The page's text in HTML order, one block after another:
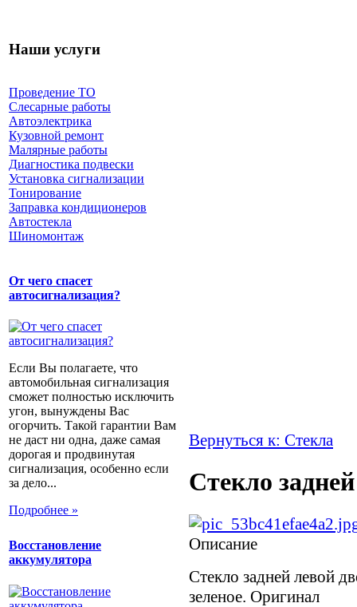
Наши услуги
Проведение ТО
Слесарные работы
Автоэлектрика
Кузовной ремонт
Малярные работы
Диагностика подвески
Установка сигнализации
Тонирование
Заправка кондиционеров
Автостекла
Шиномонтаж
От чего спасет
автосигнализация?
Если Вы полагаете, что
автомобильная сигнализация
сможет полностью исключить
угон, вынуждены Вас
огорчить. Такой гарантии Вам
не даст ни одна, даже самая
дорогая и продвинутая
сигнализация, особенно если
за дело...
Подробнее »
Восстановление
аккумулятора
Вернуться к: Стекла
Стекло
Описание
Стекло задней левой
зеленое. Оригинал